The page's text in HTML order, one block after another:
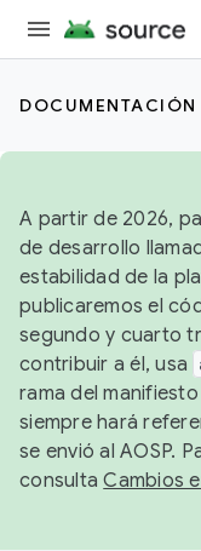
DOCUMENTACIÓN
A partir de 2026,
de desarrollo
estabilidad de la
publicaremos el
segundo y cuarto
contribuir a él, usa
rama del manifiesto
siempre hará
se envió al AOSP.
consultaCambios